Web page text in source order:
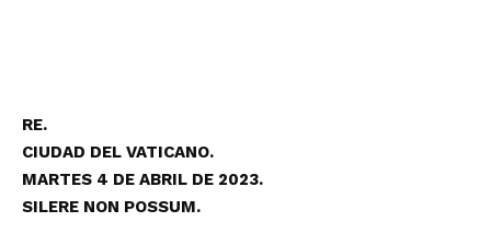
RE.
CIUDAD DEL VATICANO.
MARTES 4 DE ABRIL DE 2023.
SILERE NON POSSUM.